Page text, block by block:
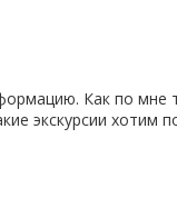
Как по мне
экскурсии хотим